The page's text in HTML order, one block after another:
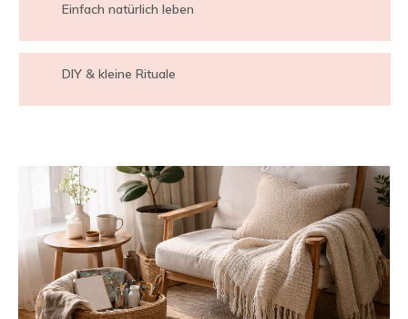
Einfach natürlich leben
DIY & kleine Rituale